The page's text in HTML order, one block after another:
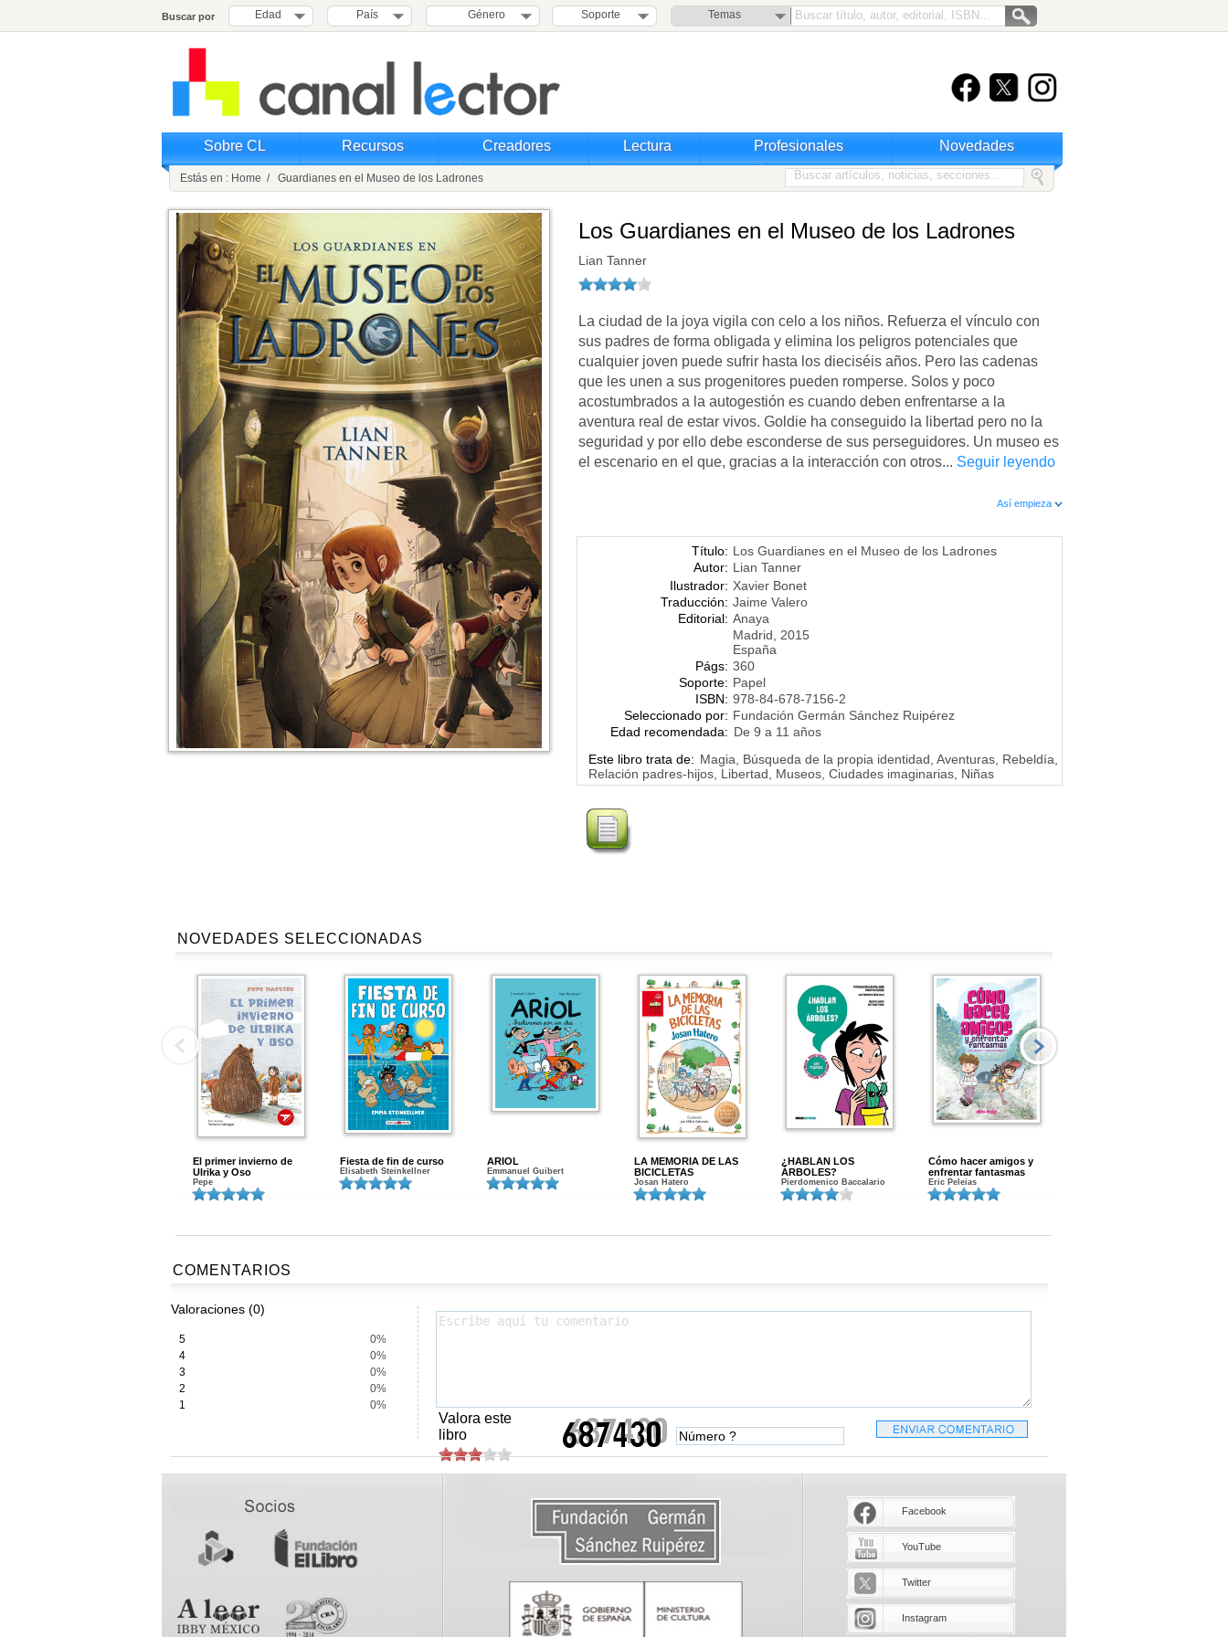
Buscar por Edad País Género Soporte Temas
Sobre CL Recursos Creadores Lectura Profesionales Novedades
Estás en : Home / Guardianes en el Museo de los Ladrones
Los Guardianes en el Museo de los Ladrones
Lian Tanner
La ciudad de la joya vigila con celo a los niños. Refuerza el vínculo con
sus padres de forma obligada y elimina los peligros potenciales que
cualquier joven puede sufrir hasta los dieciséis años. Pero las cadenas
que les unen a sus progenitores pueden romperse. Solos y poco
acostumbrados a la autogestión es cuando deben enfrentarse a la
aventura real de estar vivos. Goldie ha conseguido la libertad pero no la
seguridad y por ello debe esconderse de sus perseguidores. Un museo es
el escenario en el que, gracias a la interacción con otros... Seguir leyendo
Así empieza
Título: Los Guardianes en el Museo de los Ladrones
Autor: Lian Tanner
Ilustrador: Xavier Bonet
Traducción: Jaime Valero
Editorial: Anaya
Madrid, 2015
España
Págs: 360
Soporte: Papel
ISBN: 978-84-678-7156-2
Seleccionado por: Fundación Germán Sánchez Ruipérez
Edad recomendada: De 9 a 11 años
Este libro trata de: Magia, Búsqueda de la propia identidad, Aventuras, Rebeldía,
Relación padres-hijos, Libertad, Museos, Ciudades imaginarias, Niñas
NOVEDADES SELECCIONADAS
El primer invierno de
Ulrika y Oso
Pepe
Fiesta de fin de curso
Elisabeth Steinkellner
ARIOL
Emmanuel Guibert
LA MEMORIA DE LAS
BICICLETAS
Josan Hatero
¿HABLAN LOS
ÁRBOLES?
Pierdomenico Baccalario
Cómo hacer amigos y
enfrentar fantasmas
Eric Peleias
COMENTARIOS
Valoraciones (0)
5
0%
4
0%
3
0%
2
0%
1
0%
Valora este
libro
Facebook
YouTube
Twitter
Instagram